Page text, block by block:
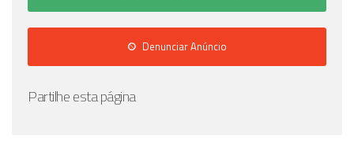
Denunciar Anúncio
Partilhe esta página